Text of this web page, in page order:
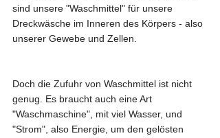
sind unsere "Waschmittel" für unsere
Dreckwäsche im Inneren des Körpers - also
unserer Gewebe und Zellen.
Doch die Zufuhr von Waschmittel ist nicht
genug. Es braucht auch eine Art
"Waschmaschine", mit viel Wasser, und
"Strom", also Energie, um den gelösten